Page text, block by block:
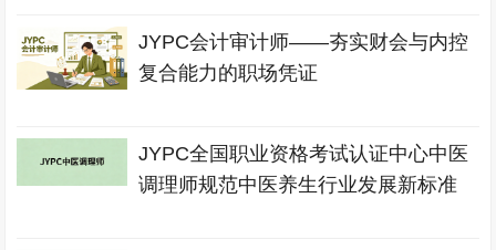
JYPC会计审计师——夯实财会与内控
复合能力的职场凭证
JYPC全国职业资格考试认证中心中医
调理师规范中医养生行业发展新标准